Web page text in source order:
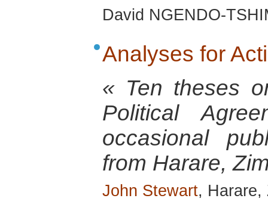
David NGENDO-
Analyses for
« Ten theses
Political
occasional
from Harare,
John Stewart, Harare,